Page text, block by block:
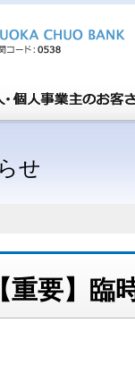
せ
【重要】